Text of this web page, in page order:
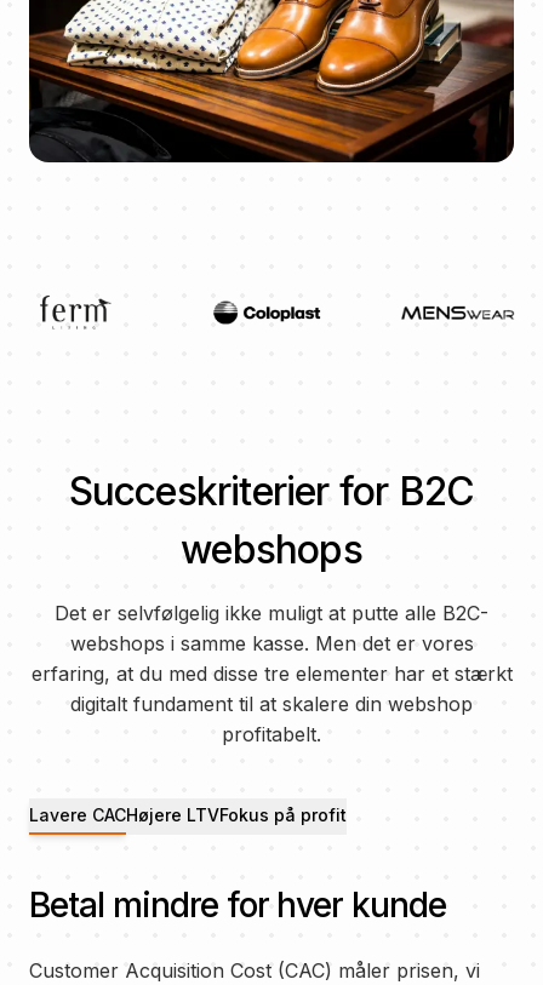
Succeskriterier for B2C
webshops
Det er selvfølgelig ikke muligt at putte alle B2C-
webshops i samme kasse. Men det er vores
erfaring, at du med disse tre elementer har et stærkt
digitalt fundament til at skalere din webshop
profitabelt.
Lavere CACHøjere LTVFokus på profit
Betal mindre for hver kunde
Customer Acquisition Cost (CAC) måler prisen, vi